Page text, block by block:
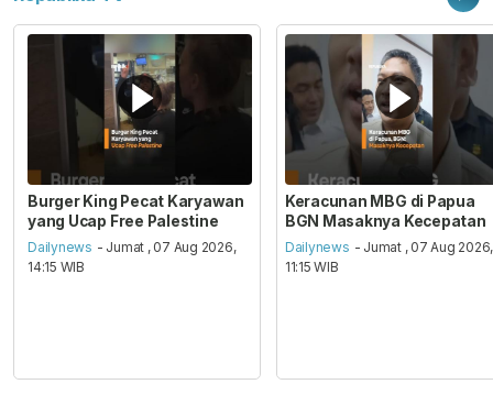
Burger King Pecat Karyawan
yang Ucap Free Palestine
Dailynews - Jumat , 07 Aug 2026,
14:15 WIB
Keracunan MBG di Papua
BGN Masaknya Kecepatan
Dailynews - Jumat , 07 Aug 2026,
11:15 WIB